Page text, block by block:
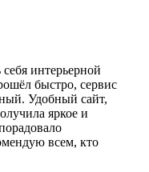
интерьерной
быстро, сервис
Удобный сайт,
яркое и
всем, кто